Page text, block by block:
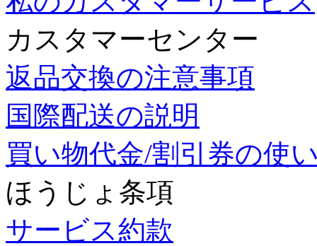
カスタマーセンター
返品交換の注意事項
国際配送の説明
買い物代金/割引券の使
ほうじょ条項
サービス約款